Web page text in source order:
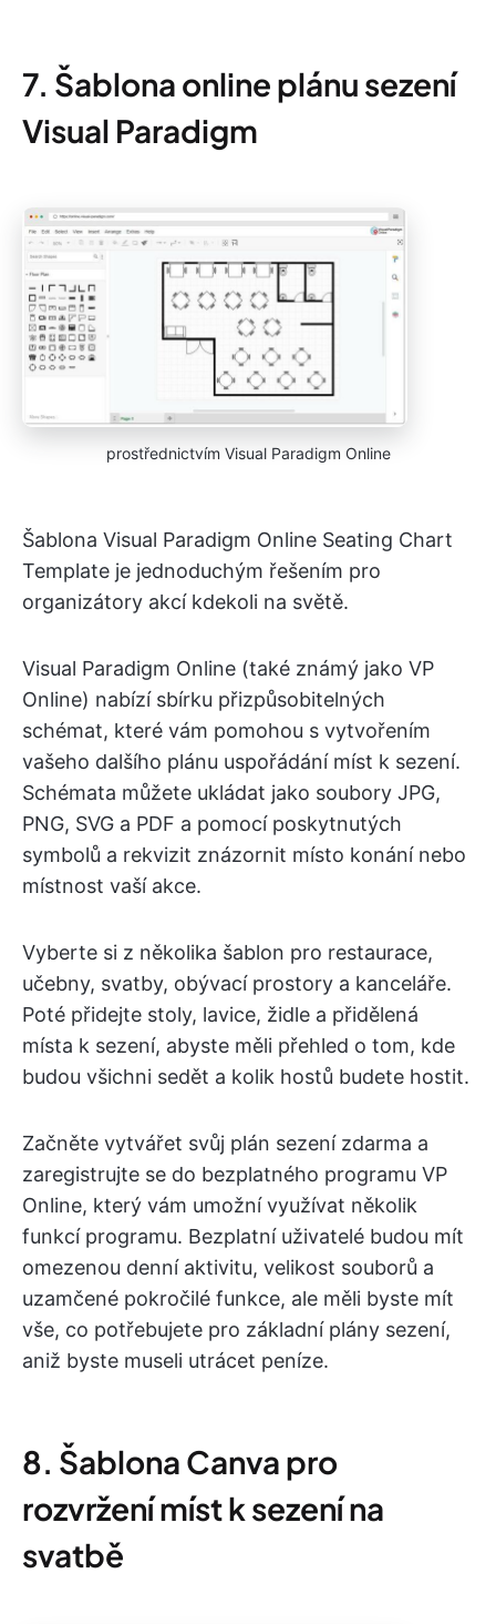
7. Šablona online plánu sezení
Visual Paradigm
prostřednictvím Visual Paradigm Online
Šablona Visual Paradigm Online Seating Chart
Template je jednoduchým řešením pro
organizátory akcí kdekoli na světě.
Visual Paradigm Online (také známý jako VP
Online) nabízí sbírku přizpůsobitelných
schémat, které vám pomohou s vytvořením
vašeho dalšího plánu uspořádání míst k sezení.
Schémata můžete ukládat jako soubory JPG,
PNG, SVG a PDF a pomocí poskytnutých
symbolů a rekvizit znázornit místo konání nebo
místnost vaší akce.
Vyberte si z několika šablon pro restaurace,
učebny, svatby, obývací prostory a kanceláře.
Poté přidejte stoly, lavice, židle a přidělená
místa k sezení, abyste měli přehled o tom, kde
budou všichni sedět a kolik hostů budete hostit.
Začněte vytvářet svůj plán sezení zdarma a
zaregistrujte se do bezplatného programu VP
Online, který vám umožní využívat několik
funkcí programu. Bezplatní uživatelé budou mít
omezenou denní aktivitu, velikost souborů a
uzamčené pokročilé funkce, ale měli byste mít
vše, co potřebujete pro základní plány sezení,
aniž byste museli utrácet peníze.
8. Šablona Canva pro
rozvržení míst k sezení na
svatbě